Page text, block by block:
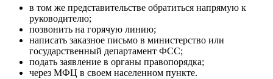
в том же представительстве обратиться напрямую к
руководителю;
позвонить на горячую линию;
написать заказное письмо в министерство или
государственный департамент ФСС;
подать заявление в органы правопорядка;
через МФЦ в своем населенном пункте.